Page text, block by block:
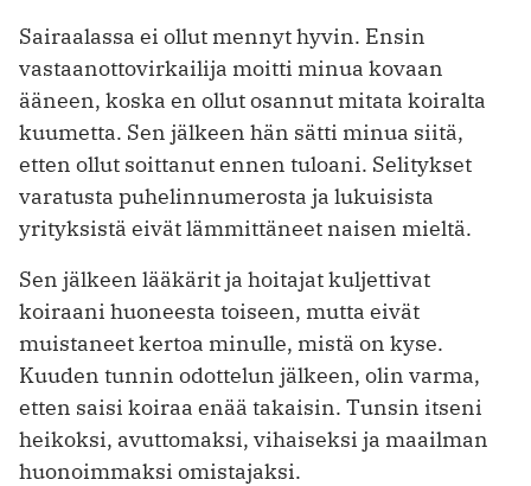
Sairaalassa ei ollut mennyt hyvin. Ensin
vastaanottovirkailija moitti minua kovaan
ääneen, koska en ollut osannut mitata koiralta
kuumetta. Sen jälkeen hän sätti minua siitä,
etten ollut soittanut ennen tuloani. Selitykset
varatusta puhelinnumerosta ja lukuisista
yrityksistä eivät lämmittäneet naisen mieltä.
Sen jälkeen lääkärit ja hoitajat kuljettivat
koiraani huoneesta toiseen, mutta eivät
muistaneet kertoa minulle, mistä on kyse.
Kuuden tunnin odottelun jälkeen, olin varma,
etten saisi koiraa enää takaisin. Tunsin itseni
heikoksi, avuttomaksi, vihaiseksi ja maailman
huonoimmaksi omistajaksi.